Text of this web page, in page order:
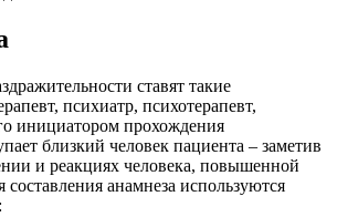
ставят такие
психиатр, психотерапевт,
инициатором прохождения
близкий человек пациента – заметив
и реакциях человека, повышенной
анамнеза используются